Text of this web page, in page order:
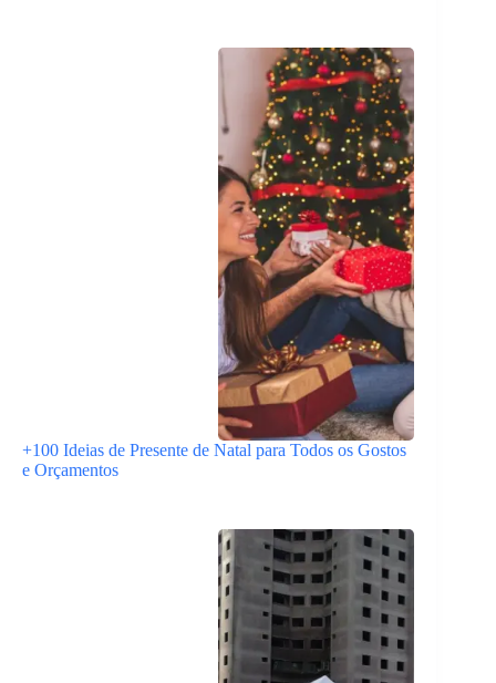
+100 Ideias de Presente de Natal para Todos os Gostos
e Orçamentos